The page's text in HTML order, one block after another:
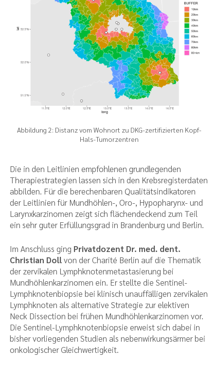
Abbildung 2: Distanz vom Wohnort zu DKG-zertifizierten Kopf-
Hals-Tumorzentren
Die in den Leitlinien empfohlenen grundlegenden
Therapiestrategien lassen sich in den Krebsregisterdaten
abbilden. Für die berechenbaren Qualitätsindikatoren
der Leitlinien für Mundhöhlen-, Oro-, Hypopharynx- und
Larynxkarzinomen zeigt sich flächendeckend zum Teil
ein sehr guter Erfüllungsgrad in Brandenburg und Berlin.
Im Anschluss ging Privatdozent Dr. med. dent.
Christian Dollvon der Charité Berlin auf die Thematik
der zervikalen Lymphknotenmetastasierung bei
Mundhöhlenkarzinomen ein. Er stellte die Sentinel-
Lymphknotenbiopsie bei klinisch unauffälligen zervikalen
Lymphknoten als alternative Strategie zur elektiven
Neck Dissection bei frühen Mundhöhlenkarzinomen vor.
Die Sentinel-Lymphknotenbiopsie erweist sich dabei in
bisher vorliegenden Studien als nebenwirkungsärmer bei
onkologischer Gleichwertigkeit.